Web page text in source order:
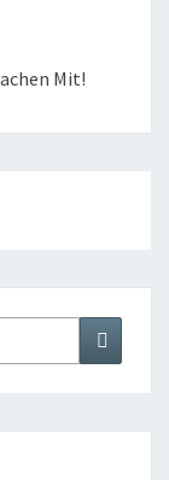
Mit!
Suchen